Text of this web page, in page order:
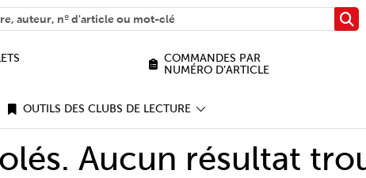
find?
COMMANDES PAR
NUMÉRO D’ARTICLE
OUTILS DES CLUBS DE LECTURE
Aucun résultat